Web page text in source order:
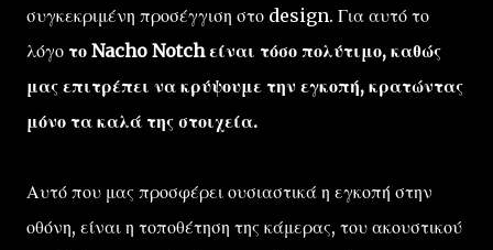
συγκεκριμένη προσέγγιση στο design. Για αυτό το
λόγο το Nacho Notch είναι τόσο πολύτιμο, καθώς
μας επιτρέπει να κρύψουμε την εγκοπή, κρατώντας
μόνο τα καλά της στοιχεία.
Αυτό που μας προσφέρει ουσιαστικά η εγκοπή στην
οθόνη, είναι η τοποθέτηση της κάμερας, του ακουστικού